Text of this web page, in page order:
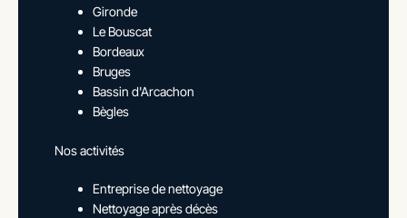
Gironde
Le Bouscat
Bordeaux
Bruges
Bassin d'Arcachon
Bègles
Nos activités
Entreprise de nettoyage
Nettoyage après décès